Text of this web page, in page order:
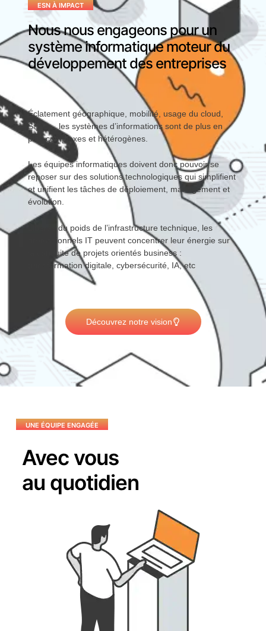
ESN À IMPACT
Nous nous engageons pour un
système informatique moteur du
développement des entreprises
Éclatement géographique, mobilité, usage du cloud,
SaaS… les systèmes d’informations sont de plus en
plus complexes et hétérogènes.
Les équipes informatiques doivent donc pouvoir se
reposer sur des solutions technologiques qui simplifient
et unifient les tâches de déploiement, management et
évolution.
Libérés du poids de l’infrastructure technique, les
professionnels IT peuvent concentrer leur énergie sur
la conduite de projets orientés business :
transformation digitale, cybersécurité, IA, etc
Découvrez notre vision
UNE ÉQUIPE ENGAGÉE
Avec vous
au quotidien